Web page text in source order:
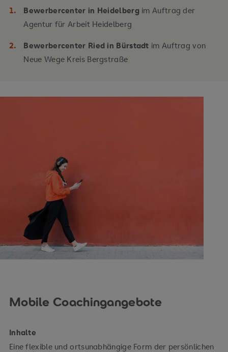
Bewerbercenter in Heidelberg im Auftrag der
Agentur für Arbeit Heidelberg
Bewerbercenter Ried in Bürstadt im Auftrag von
Neue Wege Kreis Bergstraße
Mobile Coachingangebote
Inhalte
Eine flexible und ortsunabhängige Form der persönlichen